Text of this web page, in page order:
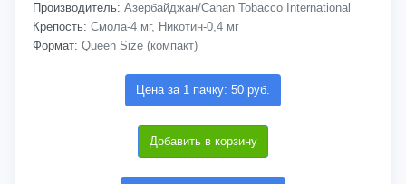
Производитель: Азербайджан/Cahan Tobacco International
Крепость: Смола-4 мг, Никотин-0,4 мг
Формат: Queen Size (компакт)
Цена за 1 пачку: 50 руб.
Добавить в корзину